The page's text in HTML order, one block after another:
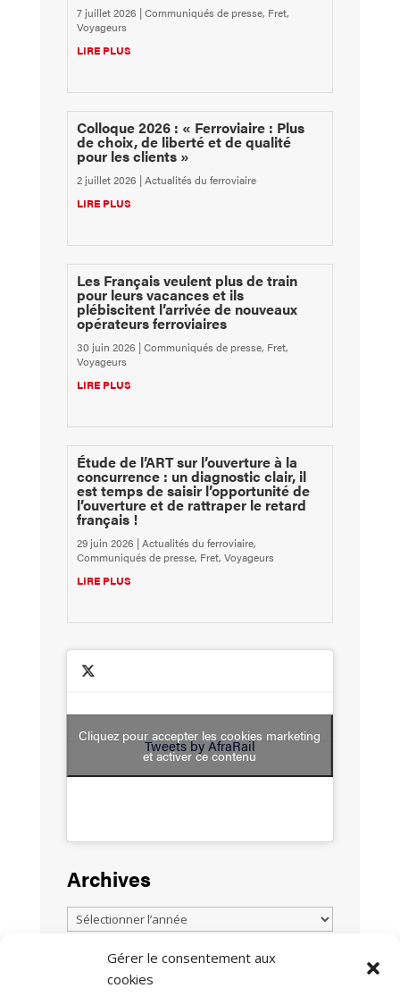
Gérer le consentement aux
cookies
7 juillet 2026 |Communiqués de presse, Fret,
Voyageurs
LIRE PLUS
Colloque 2026 : « Ferroviaire : Plus
de choix, de liberté et de qualité
pour les clients »
2 juillet 2026 |Actualités du ferroviaire
LIRE PLUS
Les Français veulent plus de train
pour leurs vacances et ils
plébiscitent l’arrivée de nouveaux
opérateurs ferroviaires
30 juin 2026 |Communiqués de presse, Fret,
Voyageurs
LIRE PLUS
Étude de l’ART sur l’ouverture à la
concurrence : un diagnostic clair, il
est temps de saisir l’opportunité de
l’ouverture et de rattraper le retard
français !
29 juin 2026 |Actualités du ferroviaire,
Communiqués de presse, Fret, Voyageurs
LIRE PLUS
Tweets by AfraRail
Cliquez pour accepter les cookies marketing
et activer ce contenu
Archives
TOUTES LES ACTUALITÉS